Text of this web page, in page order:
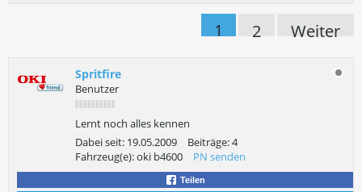
1 2 Weiter
Spritfire
Benutzer
Lernt noch alles kennen
Dabei seit: 19.05.2009 Beiträge:4
Fahrzeug(e):oki b4600 PN senden
Teilen